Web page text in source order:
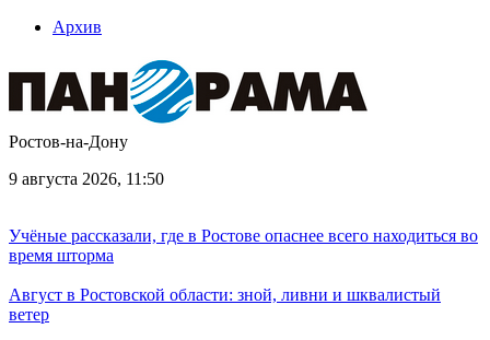
Архив
Ростов-на-Дону
9 августа 2026, 11:50
Учёные рассказали, где в Ростове опаснее всего находиться во
время шторма
Август в Ростовской области: зной, ливни и шквалистый
ветер